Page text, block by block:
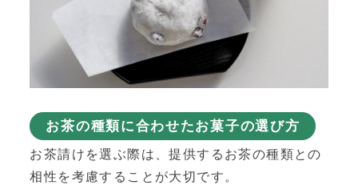
お茶の種類に合わせたお菓子の選び方
お茶請けを選ぶ際は、提供するお茶の種類との
相性を考慮することが大切です。